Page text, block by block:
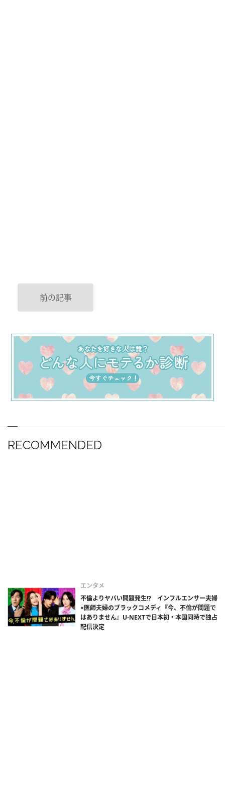
前の記事
RECOMMENDED
エンタメ
不倫よりヤバい問題発生!? インフルエンサー夫婦
×医師夫婦のブラックコメディ『今、不倫が問題で
はありません』U-NEXTで日本初・本国同時で独占
配信決定